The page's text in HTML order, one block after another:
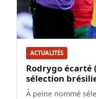
ACTUALITÉS
Rodrygo
sélection
À peine nommé